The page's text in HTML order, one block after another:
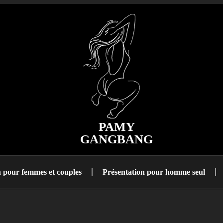
PAMY
GANGBANG
pour femmes et couples Présentation pour homme seul